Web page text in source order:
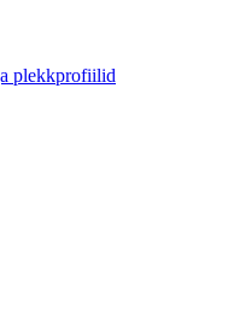
plekkprofiilid